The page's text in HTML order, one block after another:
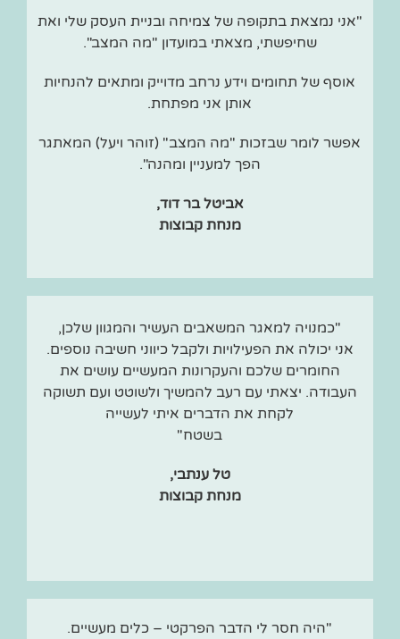
"אני נמצאת בתקופה של צמיחה ובניית העסק שלי ואת
שחיפשתי, מצאתי במועדון "מה המצב".
אוסף של תחומים וידע נרחב מדוייק ומתאים להנחיות
אותן אני מפתחת.
אפשר לומר שבזכות "מה המצב" (זוהר ויעל) המאתגר
הפך למעניין ומהנה".
אביטל בר דוד,
מנחת קבוצות
"כמנויה למאגר המשאבים העשיר והמגוון שלכן,
אני יכולה את הפעילויות ולקבל כיווני חשיבה נוספים.
החומרים שלכם והעקרונות המעשיים עושים את
העבודה. יצאתי עם רעב להמשיך ולשוטט ועם תשוקה
לקחת את הדברים איתי לעשייה
בשטח"
טל ענתבי,
מנחת קבוצות
"היה חסר לי הדבר הפרקטי – כלים מעשיים.